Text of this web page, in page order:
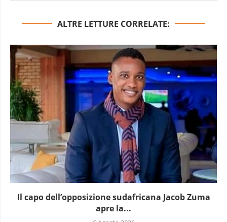
ALTRE LETTURE CORRELATE:
Il capo dell’opposizione sudafricana Jacob Zuma
apre la...